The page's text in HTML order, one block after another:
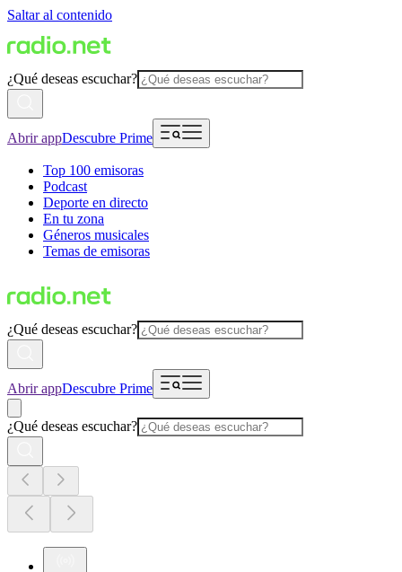
Saltar al contenido
¿Qué deseas escuchar?
Abrir appDescubre Prime
Top 100 emisoras
Podcast
Deporte en directo
En tu zona
Géneros musicales
Temas de emisoras
¿Qué deseas escuchar?
Abrir appDescubre Prime
¿Qué deseas escuchar?